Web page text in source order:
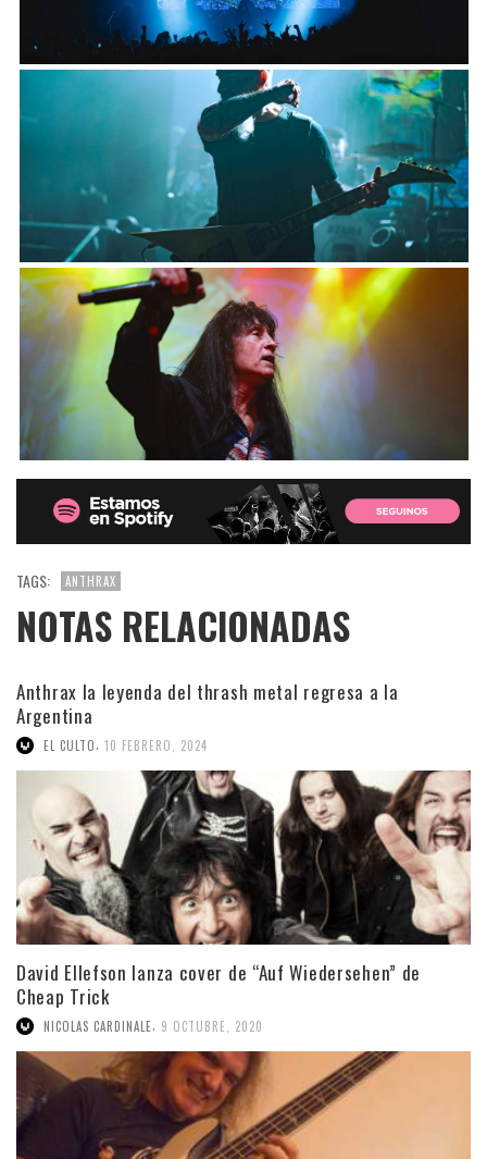
TAGS: ANTHRAX
NOTAS RELACIONADAS
Anthrax la leyenda del thrash metal regresa a la
Argentina
EL CULTO, 10 FEBRERO, 2024
David Ellefson lanza cover de “Auf Wiedersehen” de
Cheap Trick
NICOLAS CARDINALE, 9 OCTUBRE, 2020